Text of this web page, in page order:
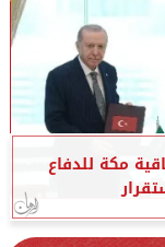
مكة للدفاع